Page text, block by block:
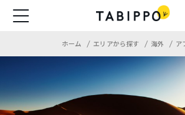
ホーム エリアから探す 海外 ア